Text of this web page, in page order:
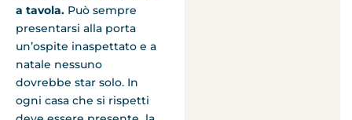
a tavola. Può sempre
presentarsi alla porta
un’ospite inaspettato e a
natale nessuno
dovrebbe star solo. In
ogni casa che si rispetti